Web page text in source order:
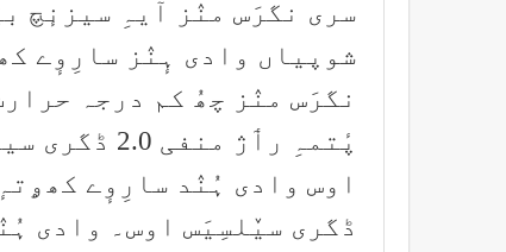
سری نگرَس منٛز آیہِ سیزنٕچ
شوپیاں وادی ہٕنٛز سارِوٕے
پٔتمہِ رٲژ
ڈگری سیٚلسِیَس اوس۔ وادی